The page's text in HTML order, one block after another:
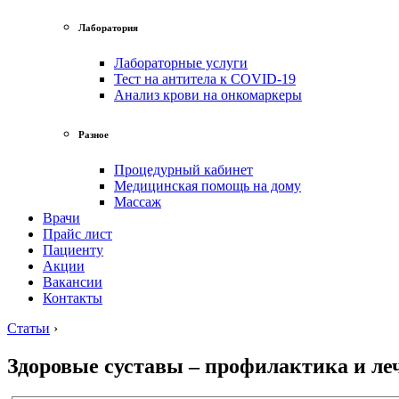
Лаборатория
Лабораторные услуги
Тест на антитела к COVID-19
Анализ крови на онкомаркеры
Разное
Процедурный кабинет
Медицинская помощь на дому
Массаж
Врачи
Прайс лист
Пациенту
Акции
Вакансии
Контакты
Статьи ›
Здоровые суставы – профилактика и